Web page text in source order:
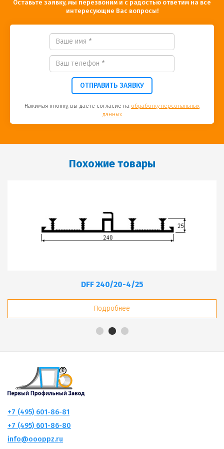
Оставьте заявку, мы перезвоним и с радостью ответим на все
интересующие Вас вопросы!
ОТПРАВИТЬ ЗАЯВКУ
Нажимая кнопку, вы даете согласие на обработку персональных
данных
Похожие товары
CF 320-6/25
Подробнее
DFF 240/20-4/25
Подробнее
DFF 320/20-6/25
Подробнее
+7 (495) 601-86-81
+7 (495) 601-86-80
info@oooppz.ru